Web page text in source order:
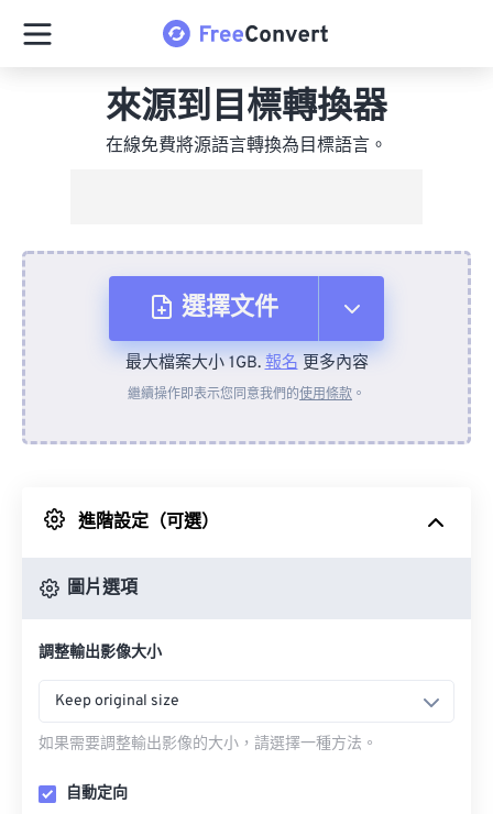
來源到目標轉換器
在線免費將源語言轉換為目標語言。
選擇文件
來自裝置
來自 Google 雲端硬碟
最大檔案大小 1GB.報名更多內容
繼續操作即表示您同意我們的使用條款 。
進階設定（可選）
圖片選項
調整輸出影像大小
Keep original size
如果需要調整輸出影像的大小，請選擇一種方法。
自動定向